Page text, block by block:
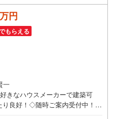
円
もらえる
一
きなハウスメーカーで建築可
良好！◇随時ご案内受付中！◆